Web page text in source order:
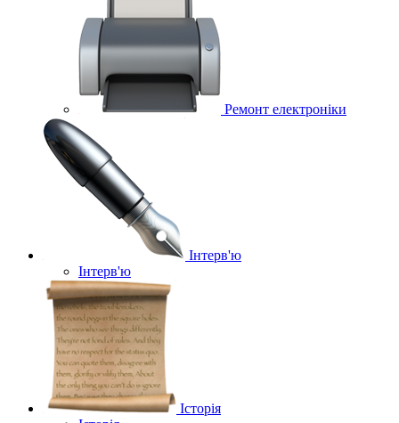
Ремонт електроніки
Інтерв'ю
Інтерв'ю
Історія